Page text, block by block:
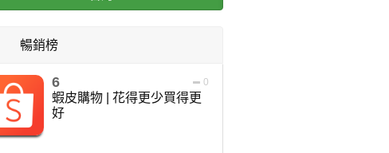
暢銷榜
6 0
蝦皮購物 | 花得更少買得更
好